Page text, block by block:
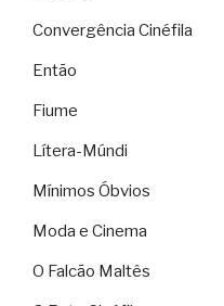
Convergência Cinéfila
Então
Fiume
Lítera-Múndi
Mínimos Óbvios
Moda e Cinema
O Falcão Maltês